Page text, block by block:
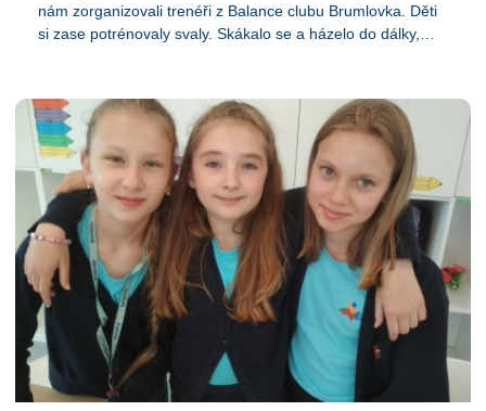
nám zorganizovali trenéři z Balance clubu Brumlovka. Děti
si zase potrénovaly svaly. Skákalo se a házelo do dálky,
Počasí se drželo, tak jsme si to užili.